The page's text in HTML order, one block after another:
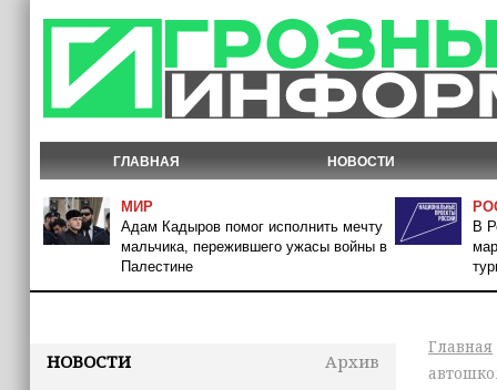
ГЛАВНАЯ НОВОСТИ
МИР
Адам Кадыров помог исполнить мечту
мальчика, пережившего ужасы войны в
Палестине
В
НОВОСТИ
Архив
Главная